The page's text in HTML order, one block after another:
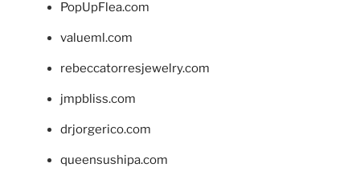
PopUpFlea.com
valueml.com
rebeccatorresjewelry.com
jmpbliss.com
drjorgerico.com
queensushipa.com